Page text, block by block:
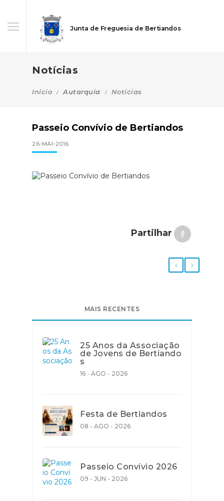
Junta de Freguesia de Bertiandos
Notícias
Início Autarquia Notícias
Passeio Convívio de Bertiandos
26-MAI-2016
Partilhar
MAIS RECENTES
25 Anos da Associação
de Jovens de Bertiando
s
16 - AGO - 2026
Festa de Bertiandos
08 - AGO - 2026
Passeio Convívio 2026
09 - JUN - 2026